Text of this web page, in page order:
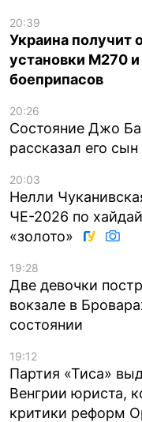
20:39
Украина получит
установки M270
боеприпасов
20:26
Состояние Джо
рассказал его сын
20:03
Нелли
ЧЕ-2026 по
«золото»
19:28
Две девочки
вокзале в
состоянии
19:12
Партия «Тиса»
Венгрии юриста,
критики реформ